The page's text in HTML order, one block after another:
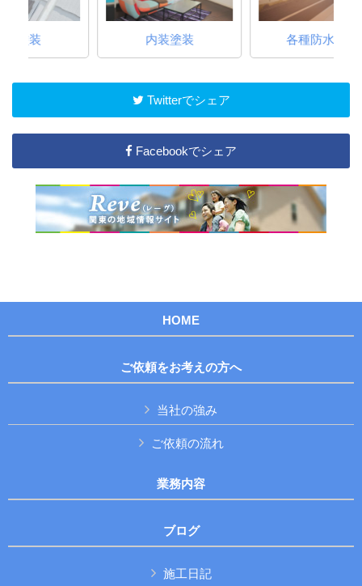
各種防水工事
Twitterでシェア
Facebookでシェア
HOME
ご依頼をお考えの方へ
当社の強み
ご依頼の流れ
業務内容
ブログ
施工日記